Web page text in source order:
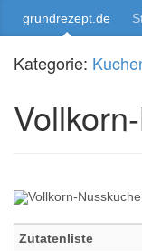
grundrezept.de
Kategorie:
Zutatenliste